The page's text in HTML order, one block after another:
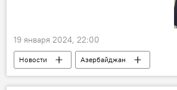
19 января 2024, 22:00
Новости
Азербайджан
Мингячевир
Генеральная прокуратура